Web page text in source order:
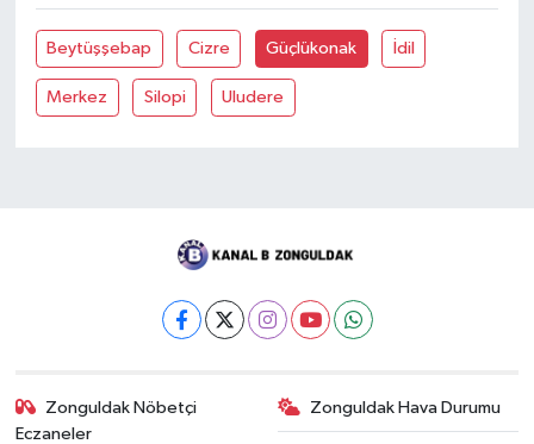
Beytüşşebap Cizre Güçlükonak İdil
Merkez Silopi Uludere
Zonguldak Nöbetçi
Eczaneler
Zonguldak Hava Durumu